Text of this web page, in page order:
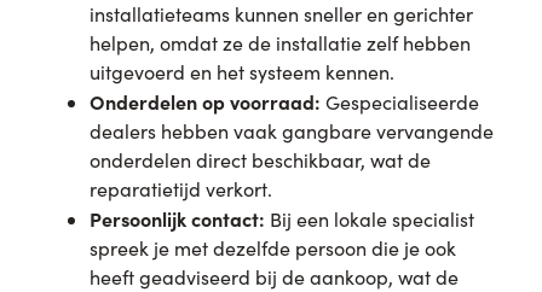
installatieteams kunnen sneller en gerichter
helpen, omdat ze de installatie zelf hebben
uitgevoerd en het systeem kennen.
Onderdelen op voorraad: Gespecialiseerde
dealers hebben vaak gangbare vervangende
onderdelen direct beschikbaar, wat de
reparatietijd verkort.
Persoonlijk contact: Bij een lokale specialist
spreek je met dezelfde persoon die je ook
heeft geadviseerd bij de aankoop, wat de